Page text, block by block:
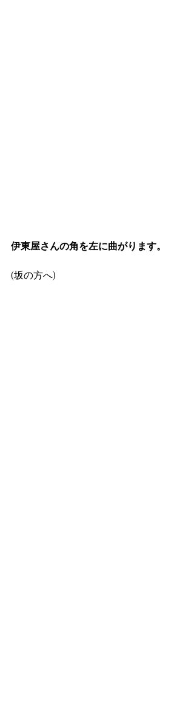
伊東屋さんの角を左に曲がります。
(坂の方へ)